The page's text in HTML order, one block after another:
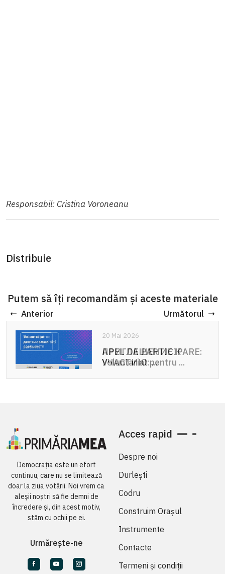
Responsabil: Cristina Voroneanu
Distribuie
Putem să îți recomandăm și aceste materiale
Anterior Următorul
20 Mai 2026
ПРИГЛАШЕНИЕ К
УЧАСТИЮ: ...
20 Mai 2026
APEL DE PARTICIPARE:
Voluntariat pentru ...
Democrația este un efort
continuu, care nu se limitează
doar la ziua votării. Noi vrem ca
aleșii noștri să fie demni de
încredere și, din acest motiv,
stăm cu ochii pe ei.
Urmărește-ne
Acces rapid
Despre noi
Durlești
Codru
Construim Orașul
Instrumente
Contacte
Termeni și condiții